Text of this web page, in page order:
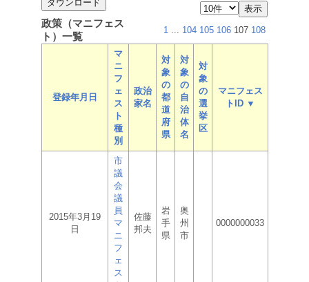
政策（マニフェス
ト）一覧
1 ... 104 105 106 107 108
登録年月日
マ
ニ
フ
ェ
ス
ト
種
別
政治
家名
対
象
の
都
道
府
県
対
象
の
自
治
体
名
対
象
の
選
挙
区
マニフェス
トID ▼
2015年3月19
日
市
議
会
議
員
マ
ニ
フ
ェ
ス
佐藤
邦夫
岩
手
県
奥
州
市
0000000033